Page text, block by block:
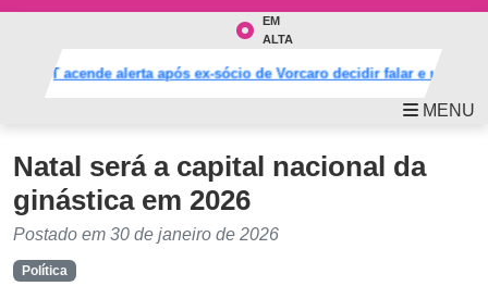
EM
ALTA
PT acende alerta após ex-sócio de Vorcaro decidir falar e mudar
MENU
Natal será a capital nacional da
ginástica em 2026
Postado em 30 de janeiro de 2026
Política